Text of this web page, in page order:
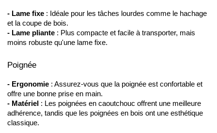
- Lame fixe : Idéale pour les tâches lourdes comme le hachage
et la coupe de bois.
- Lame pliante : Plus compacte et facile à transporter, mais
moins robuste qu'une lame fixe.
Poignée
- Ergonomie : Assurez-vous que la poignée est confortable et
offre une bonne prise en main.
- Matériel : Les poignées en caoutchouc offrent une meilleure
adhérence, tandis que les poignées en bois ont une esthétique
classique.